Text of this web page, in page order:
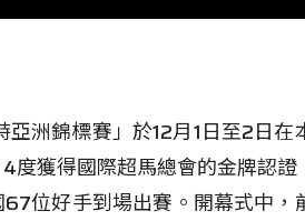
亞洲錦標賽」於12月1日至2日
獲得國際超馬總會的金牌認
位好手到場出賽。開幕式中